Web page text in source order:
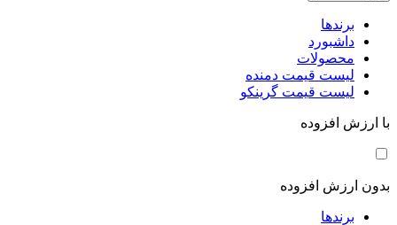
برندها
داشبورد
محصولات
لیست قیمت دمنده
لیست قیمت گرینکو
با ارزش افزوده
بدون ارزش افزوده
برندها